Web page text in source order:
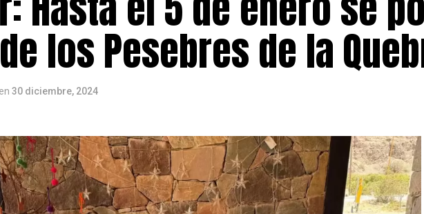
los Pesebres de la
en 30 diciembre, 2024